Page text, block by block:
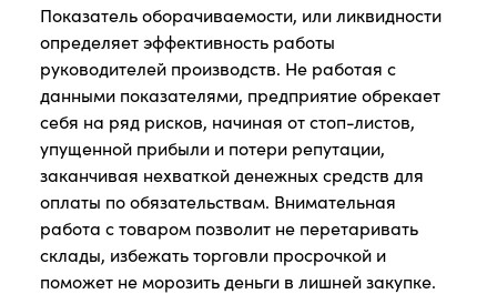
Показатель оборачиваемости, или ликвидности
определяет эффективность работы
руководителей производств. Не работая с
данными показателями, предприятие обрекает
себя на ряд рисков, начиная от стоп-листов,
упущенной прибыли и потери репутации,
заканчивая нехваткой денежных средств для
оплаты по обязательствам. Внимательная
работа с товаром позволит не перетаривать
склады, избежать торговли просрочкой и
поможет не морозить деньги в лишней закупке.